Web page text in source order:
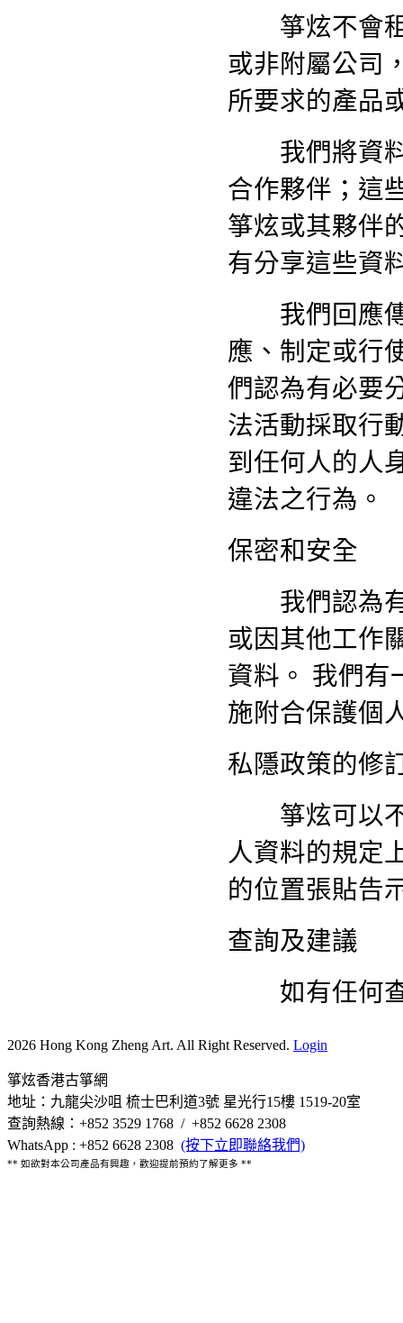
箏炫不會租
或非附屬公司
所要求的產品
我們將資料
合作夥伴；這
箏炫或其夥伴
有分享這些資
我們回應傳
應、制定或行
們認為有必要
法活動採取行
到任何人的人
違法之行為。
保密和安全
我們認為有
或因其他工作
資料。 我們有
施附合保護個
私隱政策的修
箏炫可以不
人資料的規定
的位置張貼告
查詢及建議
如有任何查
2026 Hong Kong Zheng Art. All Right Reserved. Login
箏炫香港古箏網
地址：九龍尖沙咀 梳士巴利道3號 星光行15樓 1519-20室
查詢熱線：+852 3529 1768 / +852 6628 2308
WhatsApp : +852 6628 2308 (按下立即聯絡我們)
** 如欲對本公司產品有興趣，歡迎提前預約了解更多 **